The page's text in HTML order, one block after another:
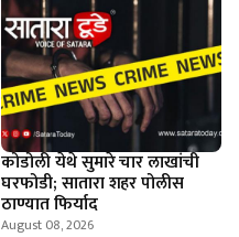
कोडोली येथे सुमारे चार लाखांची
घरफोडी; सातारा शहर पोलीस
ठाण्यात फिर्याद
August 08, 2026